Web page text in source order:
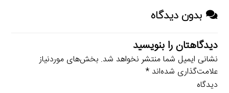
بدون دیدگاه
دیدگاهتان را بنویسید
نشانی ایمیل شما منتشر نخواهد شد. بخش‌های موردنیاز
علامت‌گذاری شده‌اند*
دیدگاه